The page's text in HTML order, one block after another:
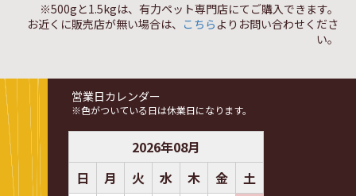
※500gと1.5kgは、有力ペット専門店にてご購入できます。
お近くに販売店が無い場合は、 こちら よりお問い合わせくださ
い。
営業日カレンダー
※色がついている日は休業日になります。
2026年08月
日
月 火 水 木 金
土